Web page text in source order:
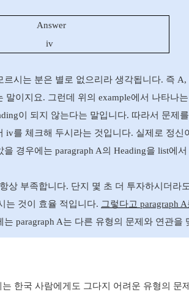
Answer
iv
르시는 분은 별로 없으리라 생각됩니다. 즉 A,
말이지요. 그런데 위의 example에서 나타나
이 되지 않는다는 말입니다. 따라서 문제
iv를 체크해 두시라는 것입니다. 실제로 정신
을 경우에는 paragraph A의 Heading을 list에
상 부족합니다. 단지 몇 초 더 투자하시더라
는 것이 효율 적입니다. 그렇다고 paragraph A
는 paragraph A는 다른 유형의 문제와 연관을
는 한국 사람에게도 그다지 어려운 유형의 문